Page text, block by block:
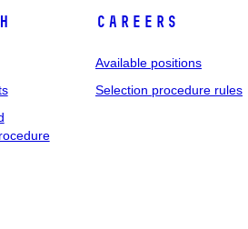
Careers
Available positions
Selection procedure rules